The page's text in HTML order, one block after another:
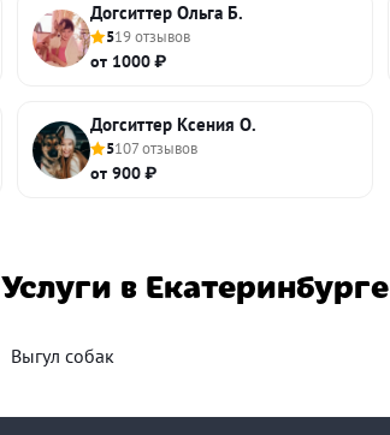
Догситтер Ольга Б.
519 отзывов
от 1000 ₽
Догситтер Ксения О.
5107 отзывов
от 900 ₽
Услуги в Екатеринбурге
Выгул собак